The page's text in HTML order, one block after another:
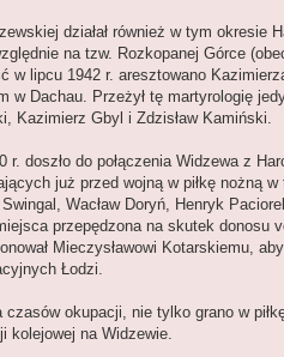
działał również w tym okresie
na tzw. Rozkopanej Górce
w lipcu 1942 r. aresztowano
w Dachau. Przeżył tę martyrologię
Kazimierz Gbyl i Zdzisław Kamiński.
r. doszło do połączenia Widzewa z
już przed wojną w piłkę nożną
Wacław Doryń, Henryk
przepędzona na skutek donosu
Mieczysławowi Kotarskiemu,
Łodzi.
czasów okupacji, nie tylko grano w
kolejowej na Widzewie.